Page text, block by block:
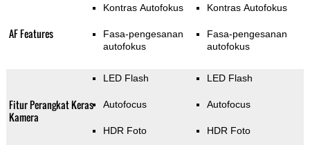
AF Features
Kontras Autofokus
Fasa-pengesanan
autofokus
Kontras Autofokus
Fasa-pengesanan
autofokus
Fitur Perangkat Keras
Kamera
LED Flash
Autofocus
HDR Foto
LED Flash
Autofocus
HDR Foto